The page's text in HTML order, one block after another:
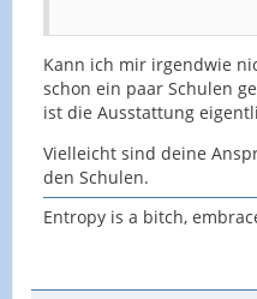
Kann ich mir irgendwie
schon ein paar Schulen
ist die Ausstattung
Vielleicht sind deine
den Schulen.
Entropy is a bitch,